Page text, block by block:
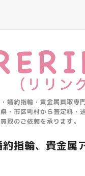
婚約指輪・貴金属買取専
・市区町村から査定料・
買取のご依頼を承ります。
指輪、貴金属